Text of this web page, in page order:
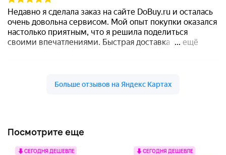
Посмотрите еще
СЕГОДНЯ ДЕШЕВЛЕ СЕГОДНЯ ДЕШЕВЛЕ